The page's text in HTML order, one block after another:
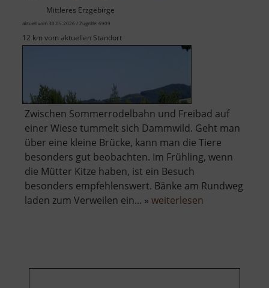
Mittleres Erzgebirge
aktuell vom 30.05.2026 / Zugriffe: 6909
12 km vom aktuellen Standort
Zwischen Sommerrodelbahn und Freibad auf
einer Wiese tummelt sich Dammwild. Geht man
über eine kleine Brücke, kann man die Tiere
besonders gut beobachten. Im Frühling, wenn
die Mütter Kitze haben, ist ein Besuch
besonders empfehlenswert. Bänke am Rundweg
laden zum Verweilen ein... » weiterlesen